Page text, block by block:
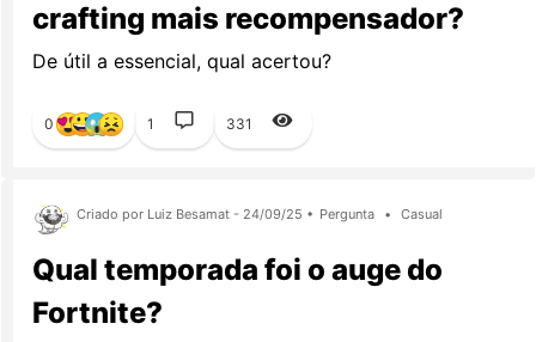
crafting mais recompensador?
De útil a essencial, qual acertou?
0 1 331
Criado por Luiz Besamat - 24/09/25 • Pergunta • Casual
Qual temporada foi o auge do
Fortnite?